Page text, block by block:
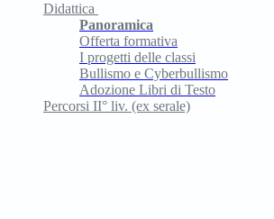
Didattica
Panoramica
Offerta formativa
I progetti delle classi
Bullismo e Cyberbullismo
Adozione Libri di Testo
Percorsi II° liv. (ex serale)